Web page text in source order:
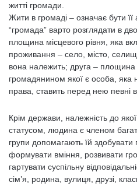
житті громади.
Жити в громаді – означає бути
“громада” варто розглядати в
площина місцевого рівня, яка
проживання – село, місто,
вона належить; друга – площина
громадянином якої є особа, яка
права, ставить перед нею певні
Крім держави, належність до
статусом, людина є членом
групи допомагають їй здобувати
формувати вміння, розвивати
гартувати суспільну
сім’я, родина, вулиця, друзі,